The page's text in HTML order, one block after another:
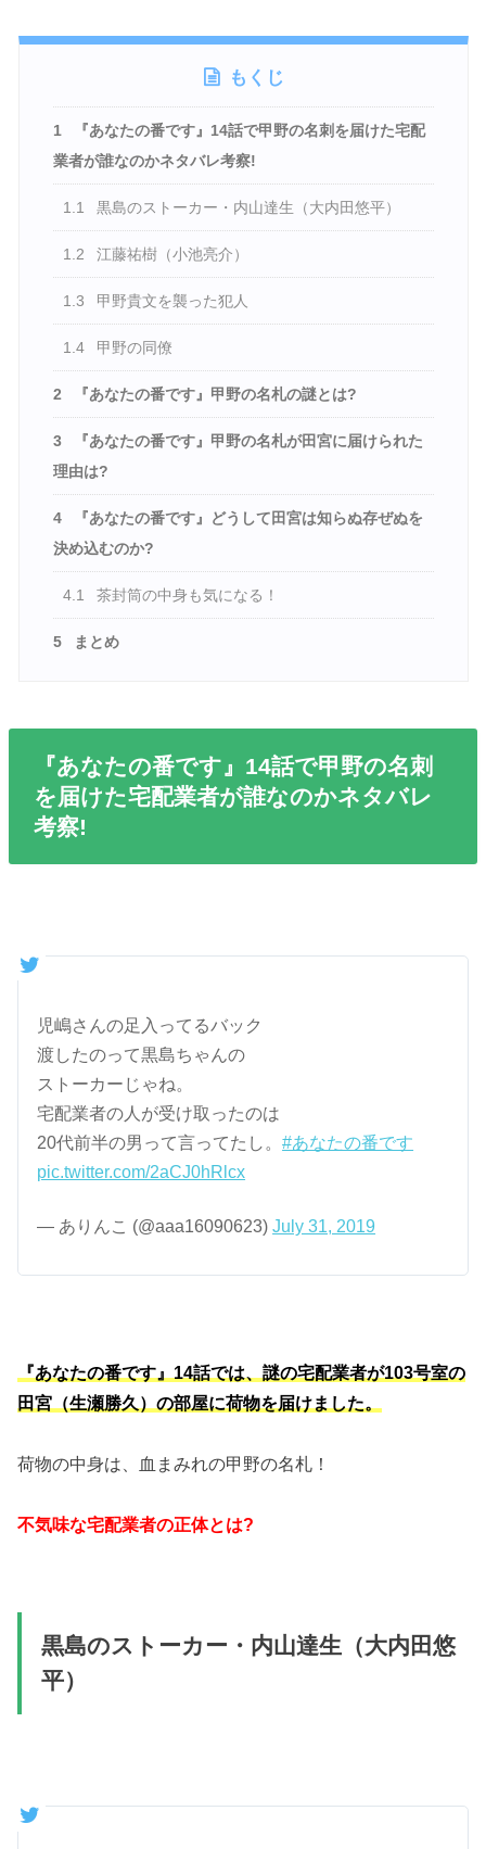
もくじ
1
『あなたの番です』14話で甲野の名刺を届けた宅配
業者が誰なのかネタバレ考察!
1.1 黒島のストーカー・内山達生（大内田悠平）
1.2 江藤祐樹（小池亮介）
1.3 甲野貴文を襲った犯人
1.4 甲野の同僚
2 『あなたの番です』甲野の名札の謎とは?
3
『あなたの番です』甲野の名札が田宮に届けられた
理由は?
4
『あなたの番です』どうして田宮は知らぬ存ぜぬを
決め込むのか?
4.1 茶封筒の中身も気になる！
5 まとめ
『あなたの番です』14話で甲野の名刺
を届けた宅配業者が誰なのかネタバレ
考察!
児嶋さんの足入ってるバック
渡したのって黒島ちゃんの
ストーカーじゃね。
宅配業者の人が受け取ったのは
20代前半の男って言ってたし。#あなたの番です
pic.twitter.com/2aCJ0hRlcx
— ありんこ (@aaa16090623)July 31, 2019
『あなたの番です』14話では、謎の宅配業者が103号室の
田宮（生瀬勝久）の部屋に荷物を届けました。
荷物の中身は、血まみれの甲野の名札！
不気味な宅配業者の正体とは?
黒島のストーカー・内山達生（大内田悠
平）